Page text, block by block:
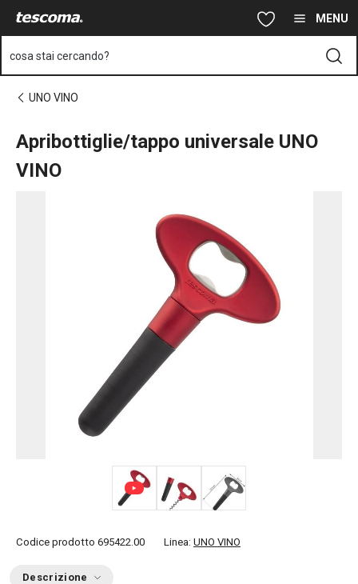
Vai al contenuto principale MENU
cosa stai cercando?
UNO VINO
Apribottiglie/tappo universale UNO
VINO
Codice prodotto 695422.00 Linea: UNO VINO
Descrizione